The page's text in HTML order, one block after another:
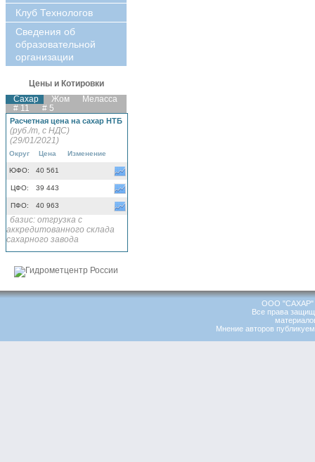
Клуб Технологов
Сведения об
образовательной
организации
Цены и Котировки
Сахар
Жом
Меласса
# 11
# 5
Расчетная цена на сахар НТБ
(руб./т, с НДС)
(29/01/2021)
Округ Цена Изменение
ЮФО: 40 561
ЦФО: 39 443
ПФО: 40 963
базис: отгрузка с
аккредитованного склада
сахарного завода
ООО "САХАР"
Все права
Мнение авторов